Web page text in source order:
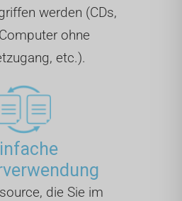
werden (CDs,
ohne
etc.).
die Sie im